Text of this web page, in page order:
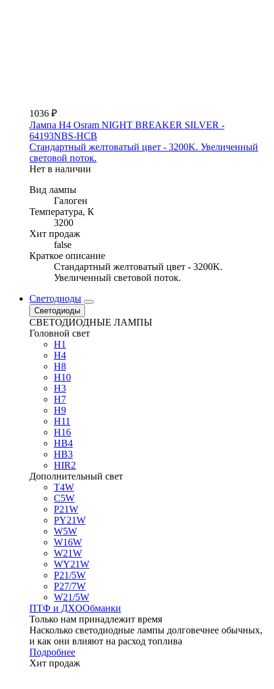
1036 ₽
Лампа H4 Osram NIGHT BREAKER SILVER -
64193NBS-HCB
Стандартный желтоватый цвет - 3200K. Увеличенный
световой поток.
Нет в наличии
Вид лампы
Галоген
Температура, К
3200
Хит продаж
false
Краткое описание
Стандартный желтоватый цвет - 3200K.
Увеличенный световой поток.
Светодиоды
Светодиоды
СВЕТОДИОДНЫЕ ЛАМПЫ
Головной свет
H1
H4
H8
H10
H3
H7
H9
H11
H16
HB4
HB3
HIR2
Дополнительный свет
T4W
C5W
P21W
PY21W
W5W
W16W
W21W
WY21W
P21/5W
P27/7W
W21/5W
ПТФ и ДXООбманки
Только нам принадлежит время
Насколько светодиодные лампы долговечнее обычных,
и как они влияют на расход топлива
Подробнее
Хит продаж